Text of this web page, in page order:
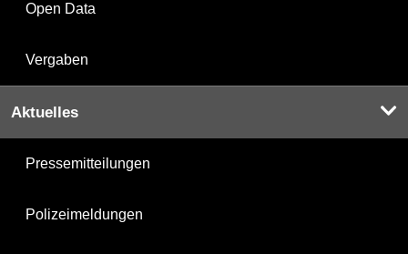
Open Data
Vergaben
Aktuelles
Pressemitteilungen
Polizeimeldungen